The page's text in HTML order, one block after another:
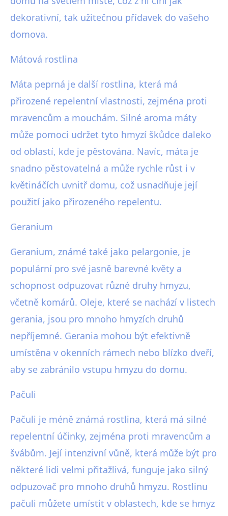
dekorativní, tak užitečnou přídavek do vašeho
domova.
Mátová rostlina
Máta peprná je další rostlina, která má
přirozené repelentní vlastnosti, zejména proti
mravencům a mouchám. Silné aroma máty
může pomoci udržet tyto hmyzí škůdce daleko
od oblastí, kde je pěstována. Navíc, máta je
snadno pěstovatelná a může rychle růst i v
květináčích uvnitř domu, což usnadňuje její
použití jako přirozeného repelentu.
Geranium
Geranium, známé také jako pelargonie, je
populární pro své jasně barevné květy a
schopnost odpuzovat různé druhy hmyzu,
včetně komárů. Oleje, které se nachází v listech
gerania, jsou pro mnoho hmyzích druhů
nepříjemné. Gerania mohou být efektivně
umístěna v okenních rámech nebo blízko dveří,
aby se zabránilo vstupu hmyzu do domu.
Pačuli
Pačuli je méně známá rostlina, která má silné
repelentní účinky, zejména proti mravencům a
švábům. Její intenzivní vůně, která může být pro
některé lidi velmi přitažlivá, funguje jako silný
odpuzovač pro mnoho druhů hmyzu. Rostlinu
pačuli můžete umístit v oblastech, kde se hmyz